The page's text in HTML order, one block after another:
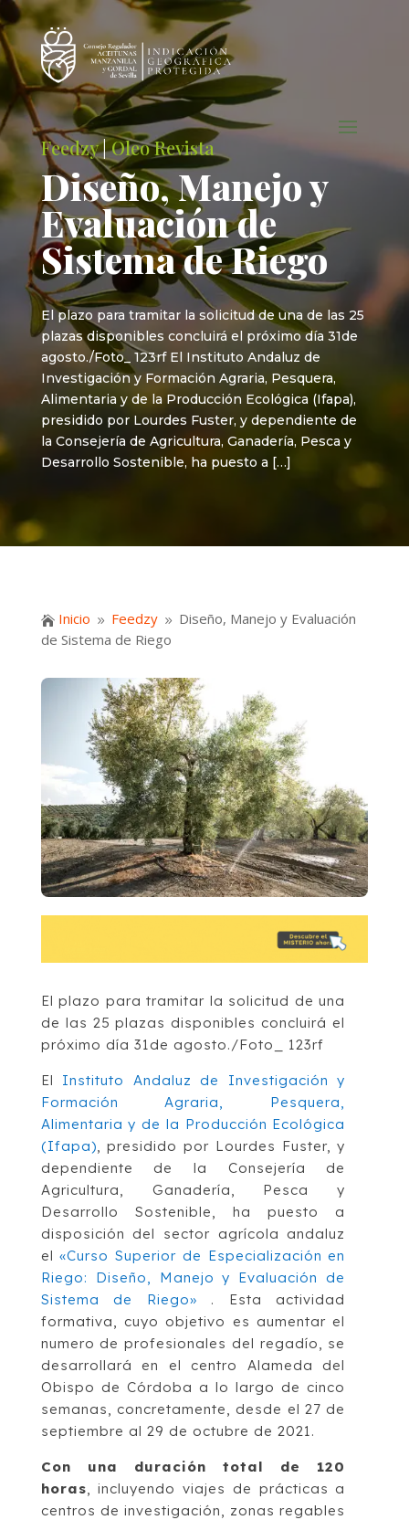
Feedzy|Oleo Revista
Diseño, Manejo y
Evaluación de
Sistema de Riego
El plazo para tramitar la solicitud de una de las 25
plazas disponibles concluirá el próximo día 31de
agosto./Foto_ 123rf El Instituto Andaluz de
Investigación y Formación Agraria, Pesquera,
Alimentaria y de la Producción Ecológica (Ifapa),
presidido por Lourdes Fuster, y dependiente de
la Consejería de Agricultura, Ganadería, Pesca y
Desarrollo Sostenible, ha puesto a […]
 Inicio 9 Feedzy 9 Diseño, Manejo y Evaluación
de Sistema de Riego
El plazo para tramitar la solicitud de una
de las 25 plazas disponibles concluirá el
próximo día 31de agosto./Foto_ 123rf
El Instituto Andaluz de Investigación y
Formación Agraria, Pesquera,
Alimentaria y de la Producción Ecológica
(Ifapa), presidido por Lourdes Fuster, y
dependiente de la Consejería de
Agricultura, Ganadería, Pesca y
Desarrollo Sostenible, ha puesto a
disposición del sector agrícola andaluz
el«Curso Superior de Especialización en
Riego: Diseño, Manejo y Evaluación de
Sistema de Riego» . Esta actividad
formativa, cuyo objetivo es aumentar el
numero de profesionales del regadío, se
desarrollará en el centro Alameda del
Obispo de Córdoba a lo largo de cinco
semanas, concretamente, desde el 27 de
septiembre al 29 de octubre de 2021.
Con una duración total de 120
horas, incluyendo viajes de prácticas a
centros de investigación, zonas regables